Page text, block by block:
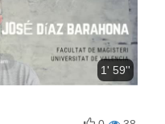
1' 59''